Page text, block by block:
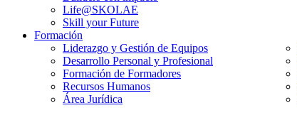
Life@SKOLAE
Skill your Future
Formación
Liderazgo y Gestión de Equipos
Desarrollo Personal y Profesional
Formación de Formadores
Recursos Humanos
Área Jurídica